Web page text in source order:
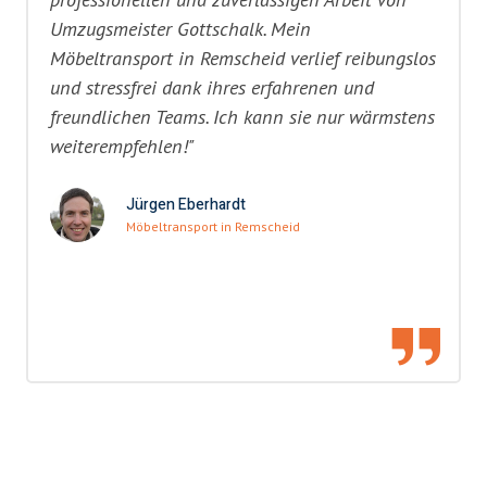
Umzugsmeister Gottschalk. Mein
Möbeltransport in Remscheid verlief reibungslos
und stressfrei dank ihres erfahrenen und
freundlichen Teams. Ich kann sie nur wärmstens
weiterempfehlen!"
Jürgen Eberhardt
Möbeltransport in Remscheid